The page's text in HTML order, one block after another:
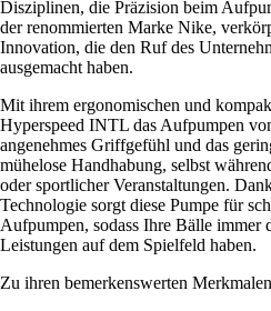
Disziplinen, die Präzision beim
der renommierten Marke Nike,
Innovation, die den Ruf des
ausgemacht haben.
Mit ihrem ergonomischen und
Hyperspeed INTL das Aufpumpen
angenehmes Griffgefühl und das
mühelose Handhabung, selbst
oder sportlicher Veranstaltungen.
Technologie sorgt diese Pumpe für
Aufpumpen, sodass Ihre Bälle immer
Leistungen auf dem Spielfeld haben.
Zu ihren bemerkenswerten